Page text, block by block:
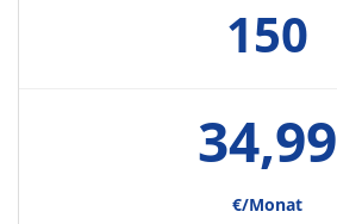
150
34,99
€/Monat